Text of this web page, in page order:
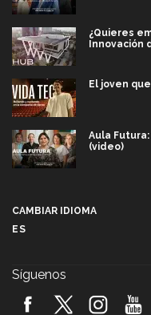
¿Quieres
Innovación
El joven
Aula
(video)
2026! (video)
CAMBIAR IDIOMA
ES
Síguenos